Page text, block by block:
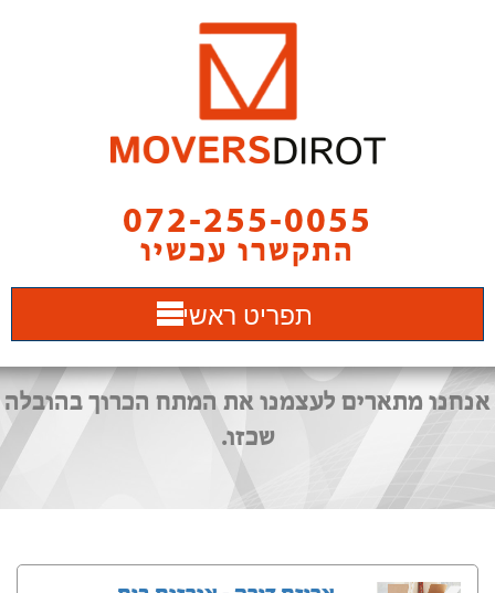
072-255-0055
התקשרו עכשיו
תפריט ראשי
אנחנו מתארים לעצמנו את המתח הכרוך בהובלה
שכזו.